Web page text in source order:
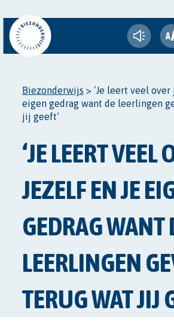
A
Biezonderwijs > ‘Je leert veel
eigen gedrag want de leerlingen
jij geeft’
‘JE LEERT VEEL
JEZELF EN JE
GEDRAG WANT
LEERLINGEN
TERUG WAT JIJ